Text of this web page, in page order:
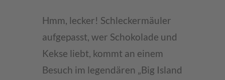
Hmm, lecker! Schleckermäuler
aufgepasst, wer Schokolade und
Kekse liebt, kommt an einem
Besuch im legendären „Big Island